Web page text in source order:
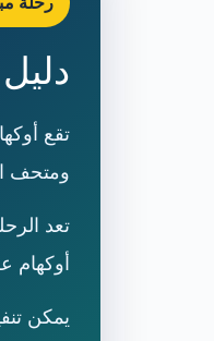
تقع
ومتحف
تعد
أوكهام
يمكن